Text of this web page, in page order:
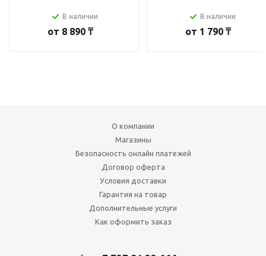
В наличии
от 8 890 ₸
В наличии
от 1 790 ₸
О компании
Магазины
Безопасность онлайн платежей
Договор оферта
Условия доставки
Гарантия на товар
Дополнительные услуги
Как оформить заказ